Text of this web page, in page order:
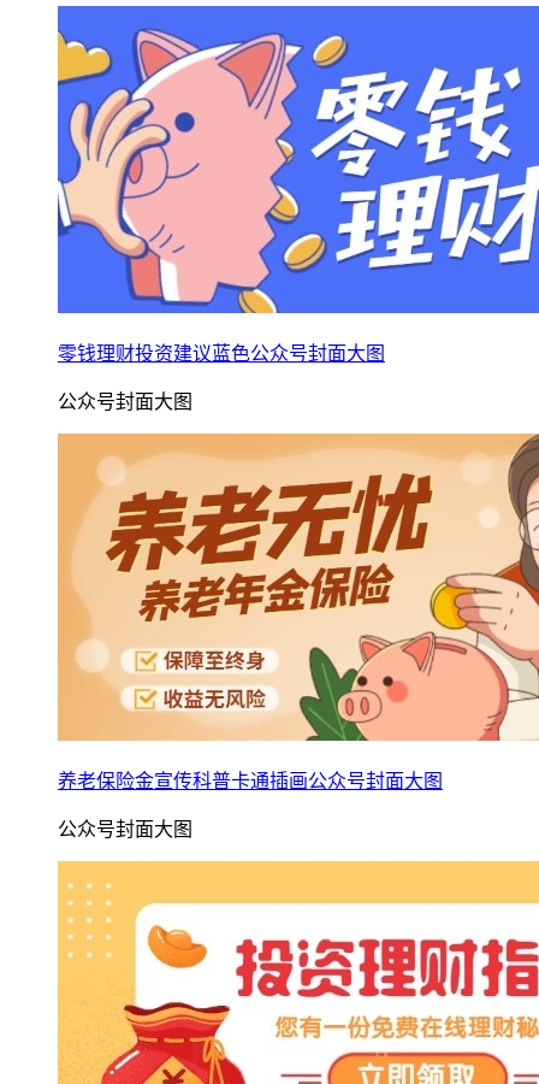
零钱理财投资建议蓝色公众号封面大图
公众号封面大图
养老保险金宣传科普卡通插画公众号封面大图
公众号封面大图